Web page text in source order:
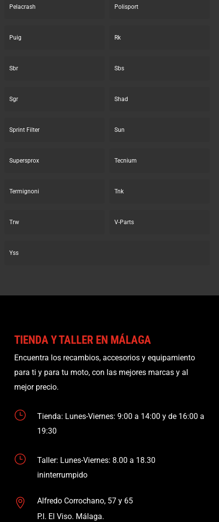
Pelacrash Polisport
Puig Rk
Sbr Sbs
Sgr Shad
Sprint Filter Sun
Supersprox Tecnium
Termignoni Tnk
Trw V-Parts
Yss
TIENDA Y TALLER EN MÁLAGA
Encuentra los recambios, accesorios y equipamiento
para ti y para tu moto, con las mejores marcas y al
mejor precio.
}
Tienda: Lunes-Viernes: 9:00 a 14:00 y de 16:00 a
19:30
}
Taller: Lunes-Viernes: 8.00 a 18.30
ininterrumpido

Alfredo Corrochano, 57 y 65
P.I. El Viso. Málaga.